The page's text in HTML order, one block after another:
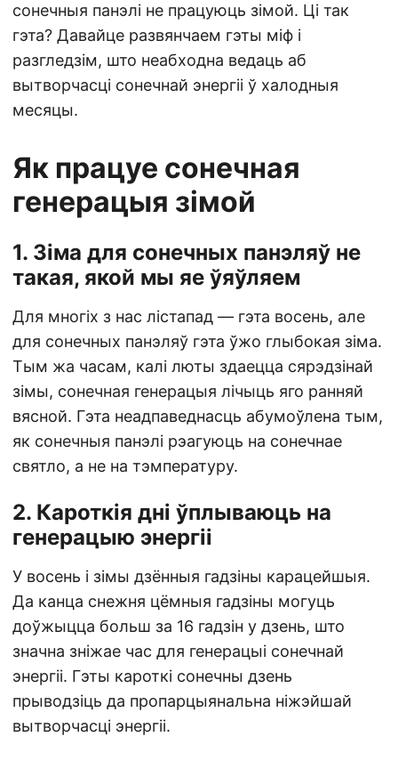
сонечныя панэлі не працуюць зімой. Ці так
гэта? Давайце развянчаем гэты міф і
разгледзім, што неабходна ведаць аб
вытворчасці сонечнай энергіі ў халодныя
месяцы.
Як працуе сонечная
генерацыя зімой
1. Зіма для сонечных панэляў не
такая, якой мы яе ўяўляем
Для многіх з нас лістапад — гэта восень, але
для сонечных панэляў гэта ўжо глыбокая зіма.
Тым жа часам, калі люты здаецца сярэдзінай
зімы, сонечная генерацыя лічыць яго ранняй
вясной. Гэта неадпаведнасць абумоўлена тым,
як сонечныя панэлі рэагуюць на сонечнае
святло, а не на тэмпературу.
2. Кароткія дні ўплываюць на
генерацыю энергіі
У восень і зімы дзённыя гадзіны карацейшыя.
Да канца снежня цёмныя гадзіны могуць
доўжыцца больш за 16 гадзін у дзень, што
значна зніжае час для генерацыі сонечнай
энергіі. Гэты кароткі сонечны дзень
прыводзіць да пропарцыянальна ніжэйшай
вытворчасці энергіі.